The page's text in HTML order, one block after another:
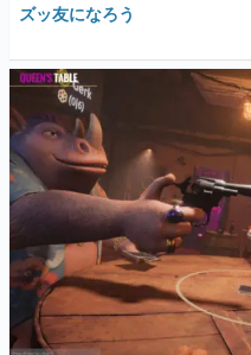
ズッ友になろう